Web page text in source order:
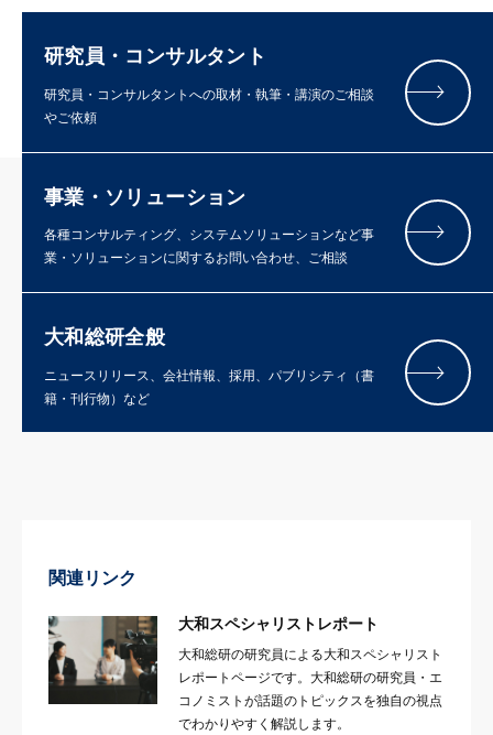
研究員・コンサルタント
研究員・コンサルタントへの取材・執筆・講演のご相談
やご依頼
事業・ソリューション
各種コンサルティング、システムソリューションなど事
業・ソリューションに関するお問い合わせ、ご相談
大和総研全般
ニュースリリース、会社情報、採用、パブリシティ（書
籍・刊行物）など
関連リンク
大和スペシャリストレポート
大和総研の研究員による大和スペシャリスト
レポートページです。大和総研の研究員・エ
コノミストが話題のトピックスを独自の視点
でわかりやすく解説します。